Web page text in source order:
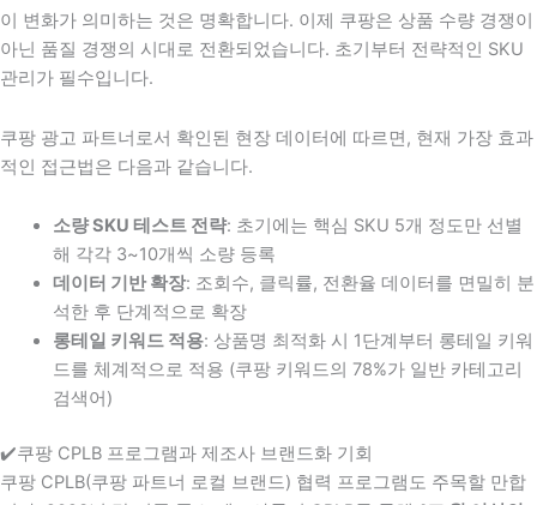
이 변화가 의미하는 것은 명확합니다. 이제 쿠팡은 상품 수량 경쟁이
아닌 품질 경쟁의 시대로 전환되었습니다. 초기부터 전략적인 SKU
관리가 필수입니다.
쿠팡 광고 파트너로서 확인된 현장 데이터에 따르면, 현재 가장 효과
적인 접근법은 다음과 같습니다.
소량 SKU 테스트 전략: 초기에는 핵심 SKU 5개 정도만 선별
해 각각 3~10개씩 소량 등록
데이터 기반 확장: 조회수, 클릭률, 전환율 데이터를 면밀히 분
석한 후 단계적으로 확장
롱테일 키워드 적용: 상품명 최적화 시 1단계부터 롱테일 키워
드를 체계적으로 적용 (쿠팡 키워드의 78%가 일반 카테고리
검색어)
✔️쿠팡 CPLB 프로그램과 제조사 브랜드화 기회
쿠팡 CPLB(쿠팡 파트너 로컬 브랜드) 협력 프로그램도 주목할 만합